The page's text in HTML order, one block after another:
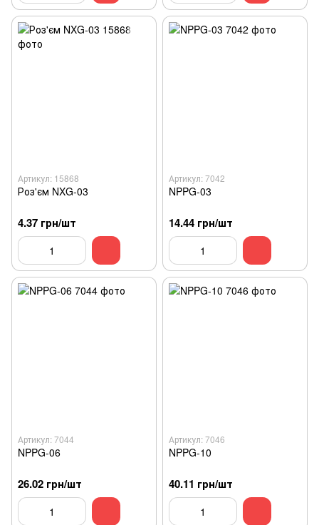
Артикул: 15868
Роз'єм NXG-03
4.37 грн/шт
Артикул: 7042
NPPG-03
14.44 грн/шт
Артикул: 7044
NPPG-06
26.02 грн/шт
Артикул: 7046
NPPG-10
40.11 грн/шт